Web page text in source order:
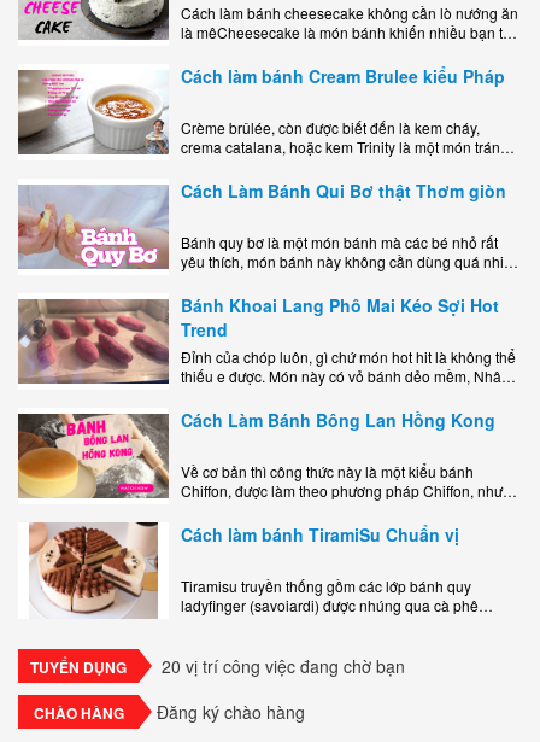
Cách làm bánh cheesecake không cần lò nướng ăn
là mêCheesecake là món bánh khiến nhiều bạn trẻ
kem..
Cách làm bánh Cream Brulee kiểu Pháp
Crème brûlée, còn được biết đến là kem cháy,
crema catalana, hoặc kem Trinity là một món tráng
lớp..
Cách Làm Bánh Qui Bơ thật Thơm giòn
Bánh quy bơ là một món bánh mà các bé nhỏ rất
yêu thích, món bánh này không cần dùng quá nhiều
Bánh Khoai Lang Phô Mai Kéo Sợi Hot
Trend
Đỉnh của chóp luôn, gì chứ món hot hit là không thể
thiếu e được. Món này có vỏ bánh dẻo mềm, Nhân
Cách Làm Bánh Bông Lan Hồng Kong
Về cơ bản thì công thức này là một kiểu bánh
Chiffon, được làm theo phương pháp Chiffon, nhưng
ngon, làm..
Cách làm bánh TiramiSu Chuẩn vị
Tiramisu truyền thống gồm các lớp bánh quy
ladyfinger (savoiardi) được nhúng qua cà phê
TUYỂN DỤNG 20 vị trí công việc đang chờ bạn
CHÀO HÀNG Đăng ký chào hàng